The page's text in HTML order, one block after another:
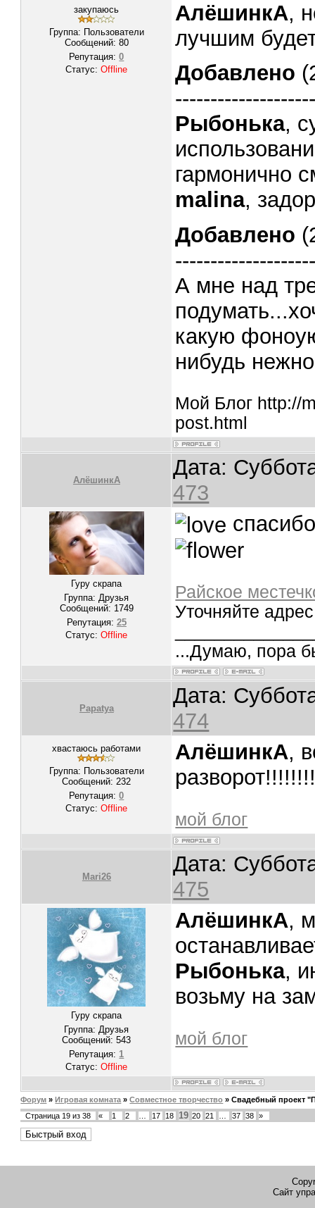
закупаюсь
Группа: Пользователи
Сообщений: 80
Репутация:0
Статус:Offline
АлёшинкА,
лучшим
Добавлено
Рыбонька,
гармонично
malina,
Добавлено
А мне над
какую
нибудь
Мой Блог http://
post.html
АлёшинкА
Дата:
473
Гуру скрапа
Группа: Друзья
Сообщений: 1749
Репутация: 25
Статус:Offline
Райское
Уточняйте
...Думаю, пора
Papatya
Дата:
474
хвастаюсь работами
Группа: Пользователи
Сообщений:232
Репутация:0
Статус:Offline
АлёшинкА,
мой блог
Mari26
Дата:
475
Гуру скрапа
Группа: Друзья
Сообщений:543
Репутация: 1
Статус:Offline
АлёшинкА,
Рыбонька,
возьму на
мой блог
Форум » Игровая комната » Совместное творчество » Свадебный проект
Страница 19 из38 « 1 2 17 18 19 20 21 37 38 »
Сайт